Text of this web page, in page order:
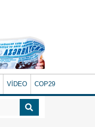
VİDEO COP29